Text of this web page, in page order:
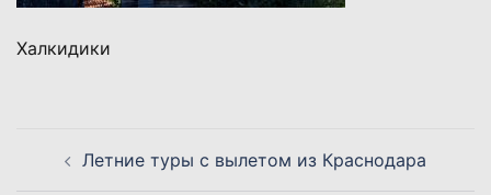
Халкидики
Летние туры c вылетом из Краснодара